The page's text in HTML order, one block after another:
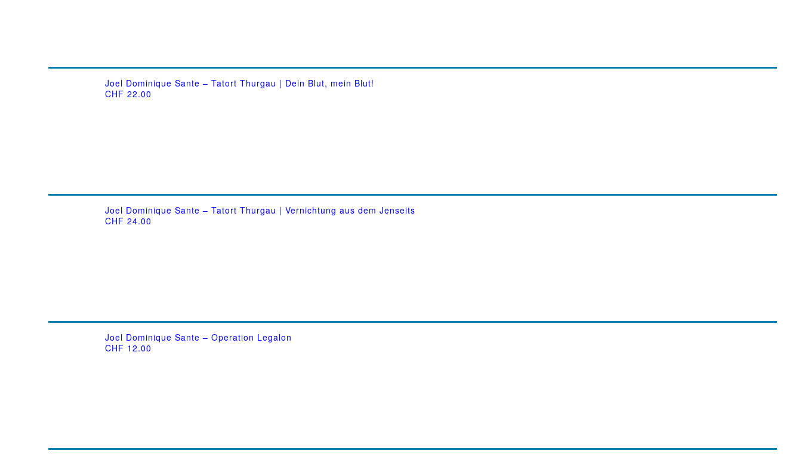
Joel Dominique Sante – Tatort Thurgau | Dein Blut, mein Blut!
CHF 22.00
Joel Dominique Sante – Tatort Thurgau | Vernichtung aus dem Jenseits
CHF 24.00
Joel Dominique Sante – Operation Legalon
CHF 12.00